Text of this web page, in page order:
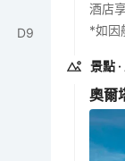
D9
酒店
*如因
景點
奧爾